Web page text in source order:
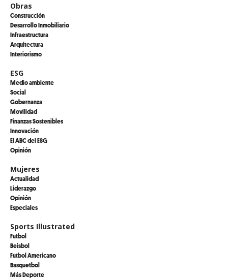
Obras
Construcción
Desarrollo Inmobiliario
Infraestructura
Arquitectura
Interiorismo
ESG
Medio ambiente
Social
Gobernanza
Movilidad
Finanzas Sostenibles
Innovación
El ABC del ESG
Opinión
Mujeres
Actualidad
Liderazgo
Opinión
Especiales
Sports Illustrated
Futbol
Beisbol
Futbol Americano
Basquetbol
Más Deporte